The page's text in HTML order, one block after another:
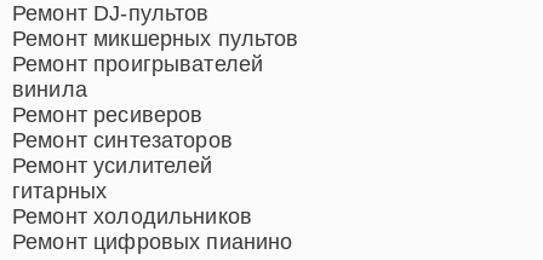
Ремонт DJ-пультов
Ремонт микшерных пультов
Ремонт проигрывателей
винила
Ремонт ресиверов
Ремонт синтезаторов
Ремонт усилителей
гитарных
Ремонт холодильников
Ремонт цифровых пианино